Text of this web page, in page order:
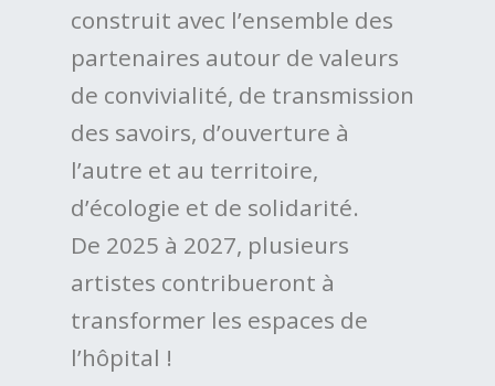
construit avec l’ensemble des
partenaires autour de valeurs
de convivialité, de transmission
des savoirs, d’ouverture à
l’autre et au territoire,
d’écologie et de solidarité.
De 2025 à 2027, plusieurs
artistes contribueront à
transformer les espaces de
l’hôpital !